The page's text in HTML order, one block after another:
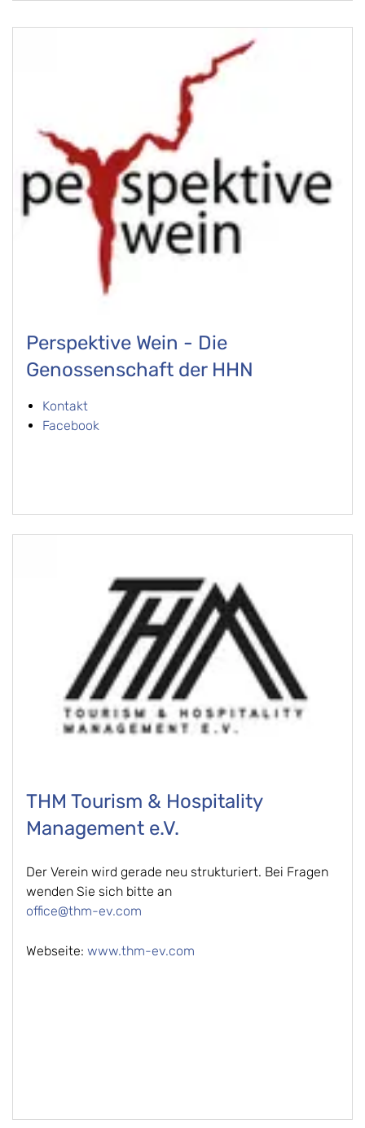
Perspektive Wein - Die
Genossenschaft der HHN
Kontakt
Facebook
THM Tourism & Hospitality
Management e.V.
Der Verein wird gerade neu strukturiert. Bei Fragen
wenden Sie sich bitte an
office@thm-ev.com
Webseite: www.thm-ev.com